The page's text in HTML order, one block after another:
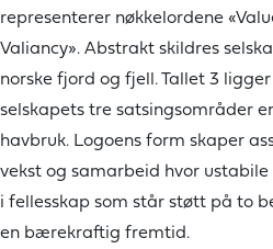
representerer nøkkelordene
Valiancy». Abstrakt skildres
norske fjord og fjell. Tallet 3
selskapets tre satsingsområder
havbruk. Logoens form skaper
vekst og samarbeid hvor
i fellesskap som står støtt på to
en bærekraftig fremtid.